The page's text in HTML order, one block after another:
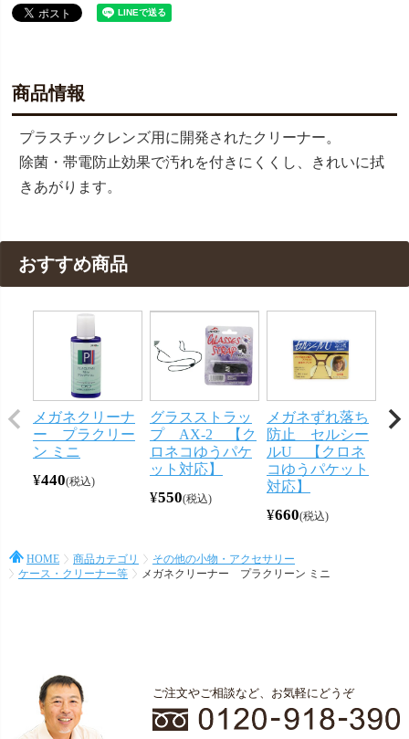
商品情報
プラスチックレンズ用に開発されたクリーナー。
除菌・帯電防止効果で汚れを付きにくくし、きれいに拭
きあがります。
おすすめ商品
メガネクリーナ
ー プラクリー
ン ミニ
¥440 税込
グラスストラッ
プ AX-2 【ク
ロネコゆうパケ
ット対応】
¥550 税込
メガネずれ落ち
防止 セルシー
ルU 【クロネ
コゆうパケット
対応】
¥660 税込
携
バ
HOME 商品カテゴリ
その他の小物・アクセサリー
ケース・クリーナー等
メガネクリーナー プラクリーン ミニ
ご注文やご相談など、お気軽にどうぞ